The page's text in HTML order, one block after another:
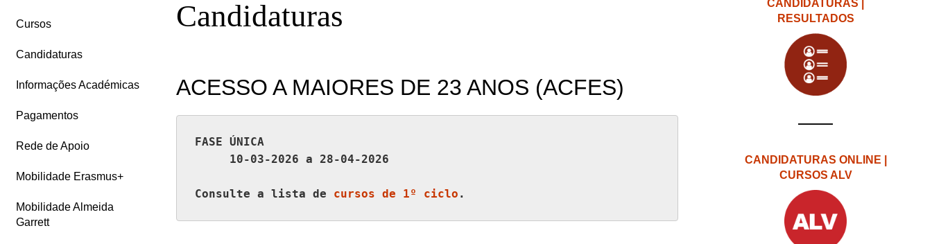
Cursos
Candidaturas
Informações Académicas
Pagamentos
Rede de Apoio
Mobilidade Erasmus+
Mobilidade Almeida
Garrett
Candidaturas
ACESSO A MAIORES DE 23 ANOS (ACFES)
FASE ÚNICA
     10-03-2026 a 28-04-2026
Consulte a lista de cursos de 1º ciclo
CANDIDATURAS |
RESULTADOS
CANDIDATURAS ONLINE |
CURSOS ALV